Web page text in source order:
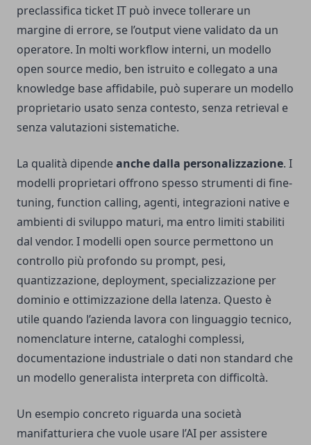
preclassifica ticket IT può invece tollerare un
margine di errore, se l’output viene validato da un
operatore. In molti workflow interni, un modello
open source medio, ben istruito e collegato a una
knowledge base affidabile, può superare un modello
proprietario usato senza contesto, senza retrieval e
senza valutazioni sistematiche.
La qualità dipendeanche dalla personalizzazione. I
modelli proprietari offrono spesso strumenti di fine-
tuning, function calling, agenti, integrazioni native e
ambienti di sviluppo maturi, ma entro limiti stabiliti
dal vendor. I modelli open source permettono un
controllo più profondo su prompt, pesi,
quantizzazione, deployment, specializzazione per
dominio e ottimizzazione della latenza. Questo è
utile quando l’azienda lavora con linguaggio tecnico,
nomenclature interne, cataloghi complessi,
documentazione industriale o dati non standard che
un modello generalista interpreta con difficoltà.
Un esempio concreto riguarda una società
manifatturiera che vuole usare l’AI per assistere